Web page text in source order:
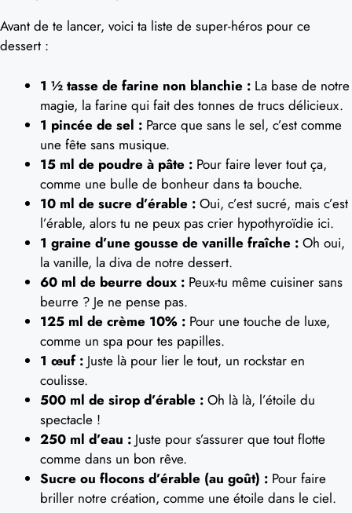
Avant de te lancer, voici ta liste de super-héros pour ce
dessert :
1 ½ tasse de farine non blanchie : La base de notre
magie, la farine qui fait des tonnes de trucs délicieux.
1 pincée de sel : Parce que sans le sel, c’est comme
une fête sans musique.
15 ml de poudre à pâte : Pour faire lever tout ça,
comme une bulle de bonheur dans ta bouche.
10 ml de sucre d’érable : Oui, c’est sucré, mais c’est
l’érable, alors tu ne peux pas crier hypothyroïdie ici.
1 graine d’une gousse de vanille fraîche : Oh oui,
la vanille, la diva de notre dessert.
60 ml de beurre doux : Peux-tu même cuisiner sans
beurre ? Je ne pense pas.
125 ml de crème 10% : Pour une touche de luxe,
comme un spa pour tes papilles.
1 œuf : Juste là pour lier le tout, un rockstar en
coulisse.
500 ml de sirop d’érable : Oh là là, l’étoile du
spectacle !
250 ml d’eau : Juste pour s’assurer que tout flotte
comme dans un bon rêve.
Sucre ou flocons d’érable (au goût) : Pour faire
briller notre création, comme une étoile dans le ciel.